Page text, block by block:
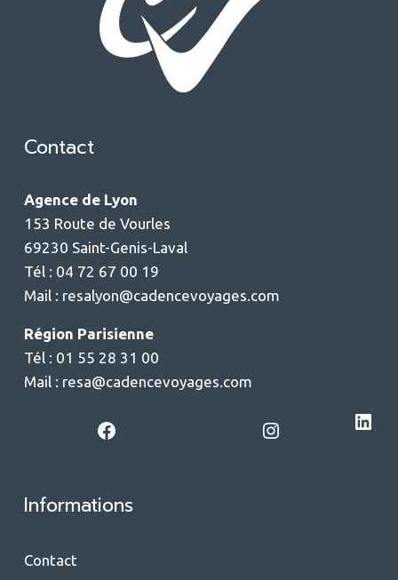
Contact
Agence de Lyon
153 Route de Vourles
69230 Saint-Genis-Laval
Tél : 04 72 67 00 19
Mail : resalyon@cadencevoyages.com
Région Parisienne
Tél : 01 55 28 31 00
Mail : resa@cadencevoyages.com
Facebook Instagram LinkedIn
Informations
Contact